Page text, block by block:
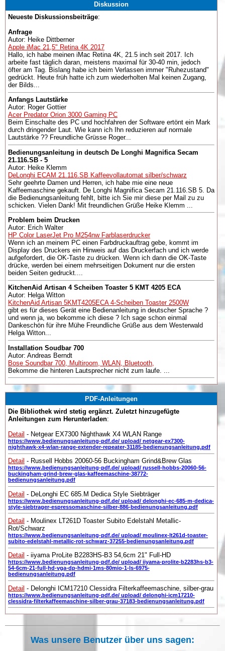
Diskussion
Neueste Diskussionsbeiträge:
Anfrage
Autor: Heike Dittberner
Apple iMac 21,5" Retina 4K 2017
Hallo, ich habe meinen iMac Retina 4K, 21.5 inch seit 2017. Ich
arbeite fast täglich daran, meistens maximal für 30-40 min, jedoch
öfter am Tag. Bislang habe ich beim Verlassen immer "Ruhezustand"
gedrückt. Heute früh hatte ich zum wiederholten Mal keinen Zugang,
der Bilds...
Anfangs Lautstärke
Autor: Roger Gottier
Acer Predator Orion 3000 Gaming PC
Beim Einschalte des PC und hochfahren der Software ertönt ein Mark
durch dringender Laut. Wie kann ich Ihn reduzieren auf normale
Lautstärke ?? Freundliche Grüsse Roger...
Bedienungsanleitung in deutsch De Longhi Magnifica Secam
21.116.SB - 5
Autor: Heike Klemm
DeLonghi ECAM 21.116.SB Kaffeevollautomat silber/schwarz
Sehr geehrte Damen und Herren, ich habe mie eine neue
Kaffeemaschine gekauft. De Longhi Magnifica Secam 21.116.SB 5. Da
die Bedienungsanleitung fehlt, bitte ich Sie mir diese per Mail zu zu
schicken. Vielen Dank! Mit freundlichen Grüße Heike Klemm ...
Problem beim Drucken
Autor: Erich Walter
HP Color LaserJet Pro M254nw Farblaserdrucker
Wenn ich an meinem PC einen Farbdruckauftrag gebe, kommt im
Display des Druckers ein Hinweis auf das Druckerfach und ich werde
aufgefordert, die OK-Taste zu drücken. Wenn ich dann die OK-Taste
drücke, werden bei einem mehrseitigen Dokument nur die ersten
beiden Seiten gedruckt....
KitchenAid Artisan 4 Scheiben Toaster 5 KMT 4205 ECA
Autor: Helga Witton
KitchenAid Artisan 5KMT4205ECA 4-Scheiben Toaster 2500W
gibt es für dieses Gerät eine Bedienanleitung in deutscher Sprache ?
und wenn ja, wo bekomme ich diese ? Ich sage schon einmal
Dankeschön für ihre Mühe Freundliche Grüße aus dem Westerwald
Helga Witton...
Installation Soudbar 700
Autor: Andreas Berndt
Bose Soundbar 700, Multiroom, WLAN, Bluetooth,
Bekomme die hinteren Lautsprecher nicht zum laufe. ...
PDF-Anleitungen
Die Bibliothek wird stetig ergänzt. Zuletzt hinzugefügte
Anleitungen zum Herunterladen:
Detail - Netgear EX7300 Nighthawk X4 WLAN Range
https://www.bedienungsanleitung-pdf.de/ upload/ netgear-ex7300-
nighthawk-x4-wlan-range-extender-repeater-31185-bedienungsanleitung.pdf
Detail - Russell Hobbs 20060-56 Buckingham Grind&Brew Glas
https://www.bedienungsanleitung-pdf.de/ upload/ russell-hobbs-20060-56-
buckingham-grind-brew-glas-kaffeemaschine-38772-
bedienungsanleitung.pdf
Detail - DeLonghi EC 685.M Dedica Style Siebträger
https://www.bedienungsanleitung-pdf.de/ upload/ delonghi-ec-685-m-dedica-
style-siebtrager-espressomaschine-silber-886-bedienungsanleitung.pdf
Detail - Moulinex LT261D Toaster Subito Edelstahl Metallic-
Rot/Schwarz
https://www.bedienungsanleitung-pdf.de/ upload/ moulinex-lt261d-toaster-
subito-edelstahl-metallic-rot-schwarz-37255-bedienungsanleitung.pdf
Detail - iiyama ProLite B2283HS-B3 54,6cm 21" Full-HD
https://www.bedienungsanleitung-pdf.de/ upload/ iiyama-prolite-b2283hs-b3-
54-6cm-21-full-hd-vga-dp-hdmi-1ms-80mio-1-ls-6975-
bedienungsanleitung.pdf
Detail - Delonghi ICM17210 Clessidra Filterkaffeemaschine, silber-grau
https://www.bedienungsanleitung-pdf.de/ upload/ delonghi-icm17210-
clessidra-filterkaffeemaschine-silber-grau-37183-bedienungsanleitung.pdf
Was unsere Benutzer über uns sagen: